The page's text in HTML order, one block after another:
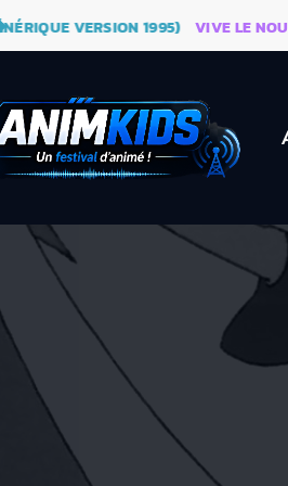
VERSION 1995) VIVE LE